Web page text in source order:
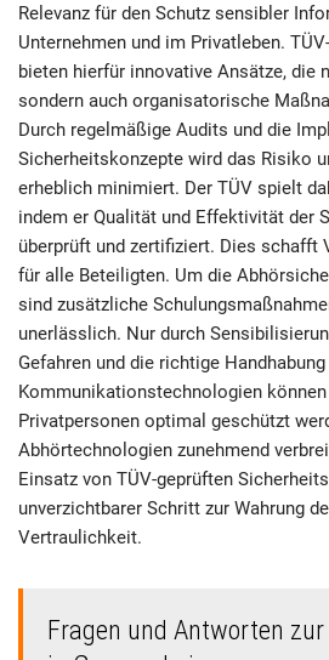
Relevanz für den Schutz sensibler
Unternehmen und im Privatleben.
bieten hierfür innovative Ansätze, die
sondern auch organisatorische
Durch regelmäßige Audits und die
Sicherheitskonzepte wird das Risiko
erheblich minimiert. Der TÜV spielt
indem er Qualität und Effektivität der
überprüft und zertifiziert. Dies schafft
für alle Beteiligten. Um die
sind zusätzliche
unerlässlich. Nur durch
Gefahren und die richtige
Kommunikationstechnologien
Privatpersonen optimal geschützt
Abhörtechnologien zunehmend
Einsatz von TÜV-geprüften
unverzichtbarer Schritt zur Wahrung
Vertraulichkeit.
Fragen und Antworten